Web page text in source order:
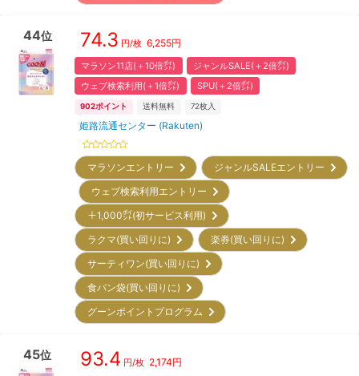
44位 74.3 円/枚 6,255円
マラソン11店(＋10倍㌽)
ジャンルSALE(＋2倍㌽)
ウェブ検索利用(＋1倍㌽)
SPU(＋2倍㌽)
902ポイント 送料無料 72枚入
姫路流通センター (Rakuten)
マラソンエントリー
ジャンルSALEエントリー
ウェブ検索利用エントリー
＋1,000㌽(初サービス利用)
ラクマ(買い回りに)
楽券(買い回りに)
サーティワン(買い回りに)
食パン袋(買い回りに)
グーンポイントプログラム
45位 93.4 円/枚 2,174円